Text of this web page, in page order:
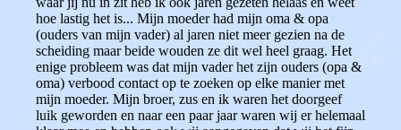
hoe lastig het is... Mijn moeder had mijn oma & opa
(ouders van mijn vader) al jaren niet meer gezien na de
scheiding maar beide wouden ze dit wel heel graag. Het
enige probleem was dat mijn vader het zijn ouders (opa &
oma) verbood contact op te zoeken op elke manier met
mijn moeder. Mijn broer, zus en ik waren het doorgeef
luik geworden en naar een paar jaar waren wij er helemaal